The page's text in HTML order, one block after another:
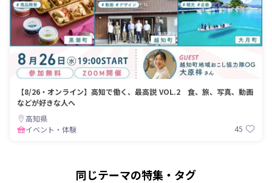
【8/26・オンライン】高知で働く、最高説 VOL.2 食、旅、写真、動画
などが好きな人へ
高知県
イベント・体験
45
同じテーマの特集・タグ